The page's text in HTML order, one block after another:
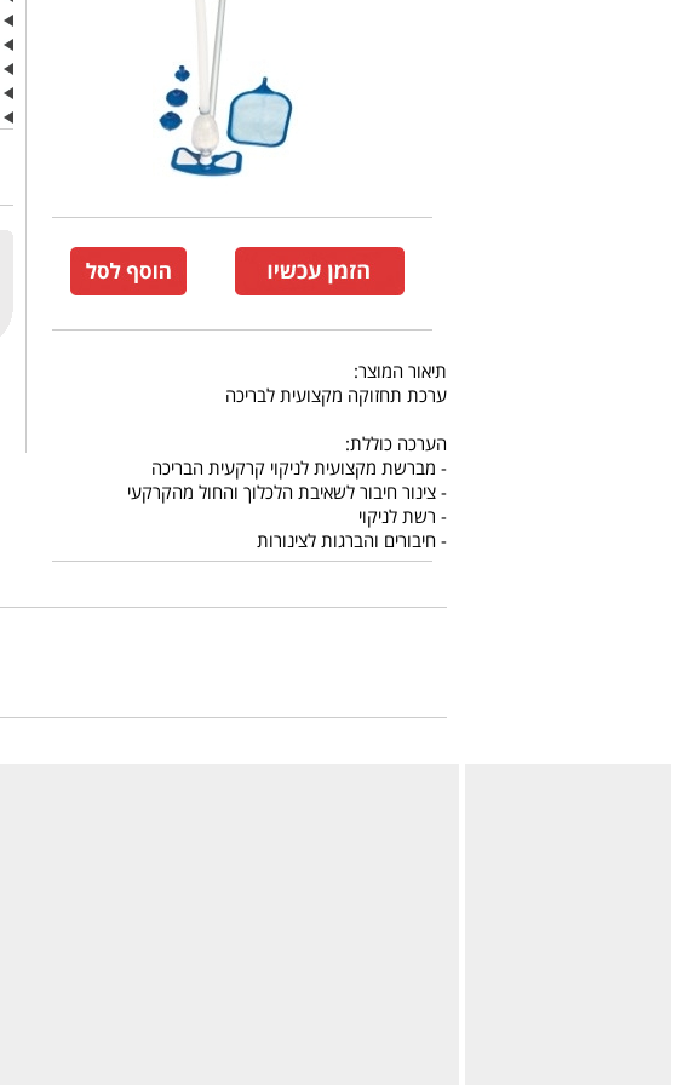
תיאור המוצר:
ערכת תחזוקה מקצועית לבריכה
הערכה כוללת:
- מברשת מקצועית לניקוי קרקעית הבריכה
- צינור חיבור לשאיבת הלכלוך והחול מהקרקעי
- רשת לניקוי
- חיבורים והברגות לצינורות